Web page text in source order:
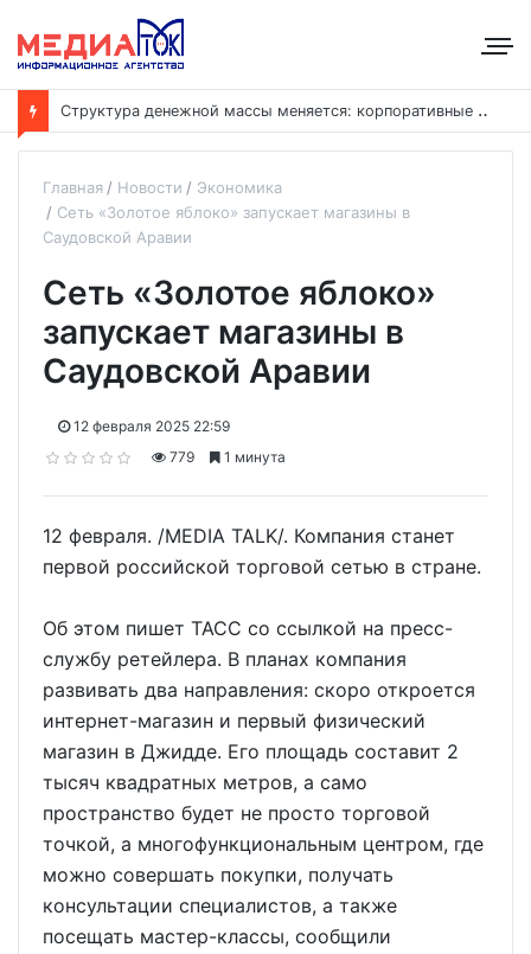
С
труктура денежной массы меняется: корпоративные депозиты обогнали вклады населения
Главная Новости
Экономика
Сеть «Золотое яблоко» запускает магазины в
Саудовской Аравии
Сеть «Золотое яблоко»
запускает магазины в
Саудовской Аравии
12 февраля 2025 22:59
779
1 минута
12 февраля. /MEDIA TALK/. Компания станет
первой российской торговой сетью в стране.
Об этом пишет ТАСС со ссылкой на пресс-
службу ретейлера. В планах компания
развивать два направления: скоро откроется
интернет-магазин и первый физический
магазин в Джидде. Его площадь составит 2
тысяч квадратных метров, а само
пространство будет не просто торговой
точкой, а многофункциональным центром, где
можно совершать покупки, получать
консультации специалистов, а также
посещать мастер-классы, сообщили